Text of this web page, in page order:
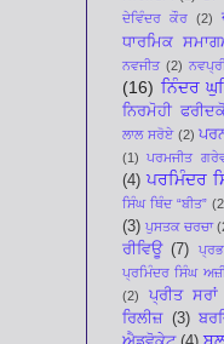
ਦੇਵਿੰਦਰ ਕੌਰ (2)
ਧਾਰਮਿਕ
ਨਵਜੀਤ (2)
(16) ਨਿੰਦਰ
ਨਿਰਮੋਹੀ
ਲਾਲ ਸਰੋਏ (2)
(1) ਪਰਮਜੀਤ
(4) ਪਰਮਿੰਦਰ
ਸਿੰਘ ਥਿੰਦ “ਬੀਤ”
(3) ਪੁਸਤਕ ਚਰਚਾ
ਰੀਵਿਊ (7)
ਪ੍ਰਮਿੰਦਰ ਸਿੰਘ
(2)
ਪ੍ਰੀਤ ਸਰਾਂ
ਰਿਲੀਜ਼ (3)